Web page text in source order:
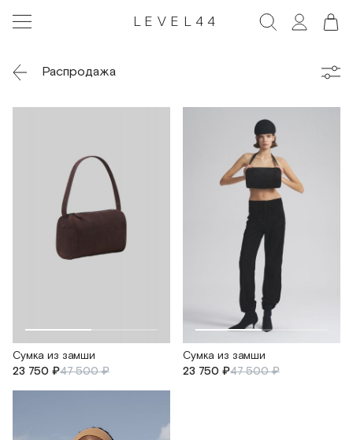
LEVEL44
Распродажа
Сумка из замши
23 750 ₽47 500 ₽
Сумка из замши
23 750 ₽47 500 ₽